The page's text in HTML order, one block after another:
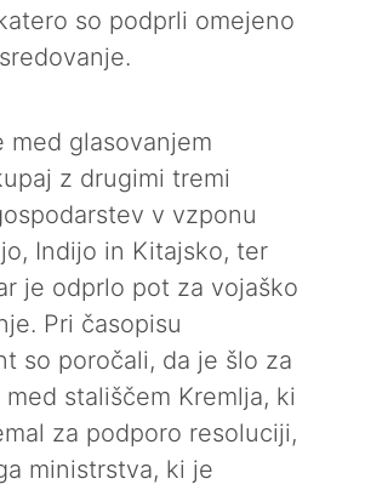
so podprli omejeno
med glasovanjem
z drugimi tremi
v vzponu
Indijo in Kitajsko, ter
je odprlo pot za vojaško
Pri časopisu
so poročali, da je šlo za
stališčem Kremlja, ki
za podporo resoluciji,
ministrstva, ki je